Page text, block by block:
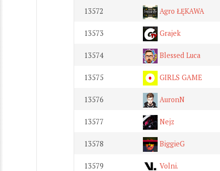
13572 Agro ŁĘKAWA
13573 Grajek
13574 Blessed Luca
13575 GIRLS GAME
13576 AuronN
13577 Nejz
13578 BiggieG
13579 Volni.